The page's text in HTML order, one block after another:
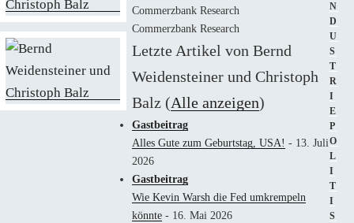
Commerzbank Research
Commerzbank Research
Letzte Artikel von Bernd
Weidensteiner und Christoph
Balz (Alle anzeigen)
Gastbeitrag
Alles Gute zum Geburtstag, USA! - 13. Juli
2026
Gastbeitrag
Wie Kevin Warsh die Fed umkrempeln
könnte- 16. Mai 2026
N
D
U
S
T
R
I
E
P
O
L
I
T
I
S